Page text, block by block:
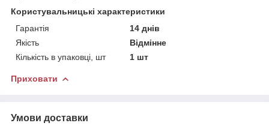
Користувальницькі характеристики
Гарантія
14 днів
Якість
Відмінне
Кількість в упаковці, шт
1 шт
Приховати
Умови доставки